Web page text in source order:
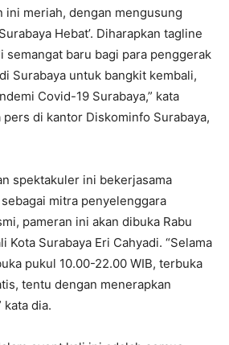
ini meriah, dengan mengusung
Hebat’. Diharapkan tagline
semangat baru bagi para penggerak
Surabaya untuk bangkit kembali,
Covid-19 Surabaya,” kata
di kantor Diskominfo Surabaya,
spektakuler ini bekerjasama
mitra penyelenggara
pameran ini akan dibuka Rabu
Kota Surabaya Eri Cahyadi. “Selama
pukul 10.00-22.00 WIB, terbuka
tentu dengan menerapkan
kata dia.